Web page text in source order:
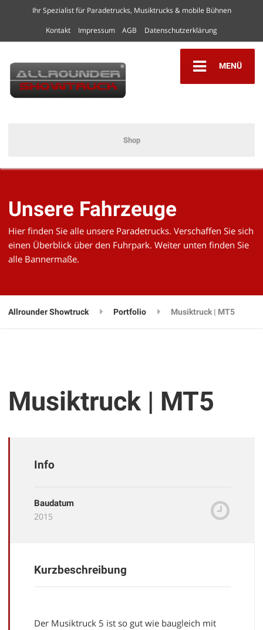
Ihr Spezialist für Paradetrucks, Musiktrucks & mobile Bühnen
Kontakt
Impressum AGB Datenschutzerklärung
MENÜ
Shop
Unsere Fahrzeuge
Hier finden Sie alle unsere Paradetrucks. Verschaffen Sie sich
einen Überblick über den Fuhrpark. Weiter unten finden Sie
alle Bannermaße.
Allrounder Showtruck Portfolio Musiktruck | MT5
Musiktruck | MT5
Info
Baudatum
2015
Kurzbeschreibung
Der Musiktruck 5 ist so gut wie baugleich mit